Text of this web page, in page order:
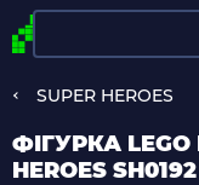
SUPER HEROES
ФІГУРКА LEGO
HEROES